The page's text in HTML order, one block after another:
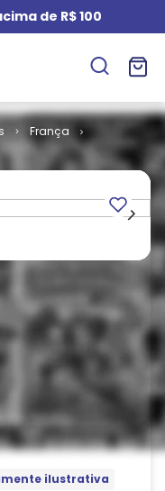
de R$ 100
França
ilustrativa